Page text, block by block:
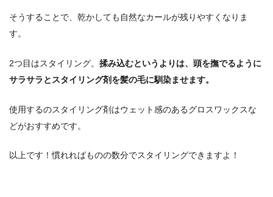
そうすることで、乾かしても自然なカールが残りやすくなりま
す。
2つ目はスタイリング。 揉み込むというよりは、頭を撫でるように
サラサラとスタイリング剤を髪の毛に馴染ませます。
使用するのスタイリング剤はウェット感のあるグロスワックスな
どがおすすめです。
以上です！慣れればものの数分でスタイリングできますよ！